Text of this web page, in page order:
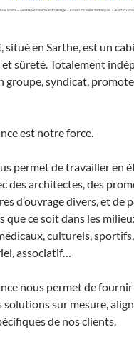
situé en Sarthe, est un
sûreté. Totalement
groupe, syndicat,
est notre force.
permet de travailler en
des architectes, des
d’ouvrage divers, et de
que ce soit dans les
culturels,
associatif…
nous permet de fournir
solutions sur mesure,
de nos clients.